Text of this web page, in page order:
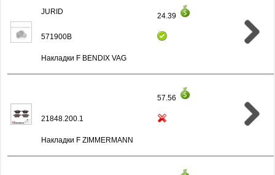
JURID 24.39
571900B
Накладки F BENDIX VAG
57.56
21848.200.1
Накладки F ZIMMERMANN